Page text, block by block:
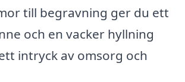
till begravning ger du ett
och en vacker hyllning
intryck av omsorg och